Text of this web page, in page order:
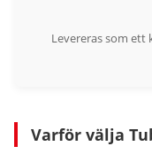
Levereras som ett
Varför välja